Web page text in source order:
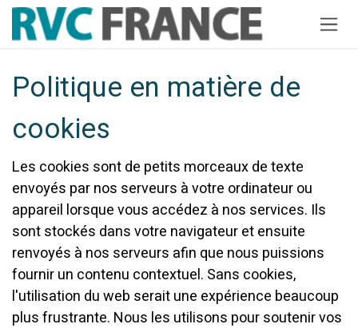
Se rendre au contenu
Politique en matière de
cookies
Les cookies sont de petits morceaux de texte
envoyés par nos serveurs à votre ordinateur ou
appareil lorsque vous accédez à nos services. Ils
sont stockés dans votre navigateur et ensuite
renvoyés à nos serveurs afin que nous puissions
fournir un contenu contextuel. Sans cookies,
l'utilisation du web serait une expérience beaucoup
plus frustrante. Nous les utilisons pour soutenir vos